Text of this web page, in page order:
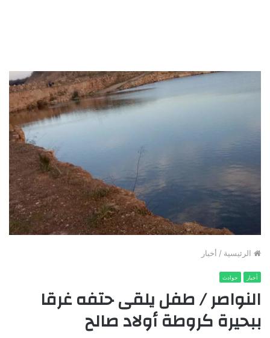
الرئيسية / أخبار
أخبار حوادث
النواصر / طفل يلقى حتفه غرقا
ببحيرة كروطة أولاد صالح